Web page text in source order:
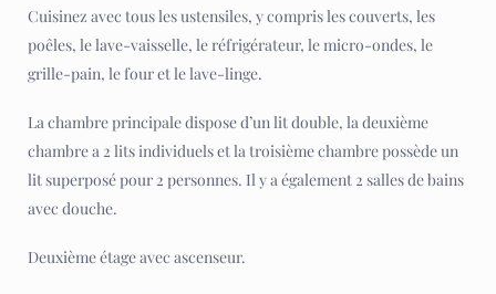
Cuisinez avec tous les ustensiles, y compris les couverts, les
poêles, le lave-vaisselle, le réfrigérateur, le micro-ondes, le
grille-pain, le four et le lave-linge.
La chambre principale dispose d’un lit double, la deuxième
chambre a 2 lits individuels et la troisième chambre possède un
lit superposé pour 2 personnes. Il y a également 2 salles de bains
avec douche.
Deuxième étage avec ascenseur.